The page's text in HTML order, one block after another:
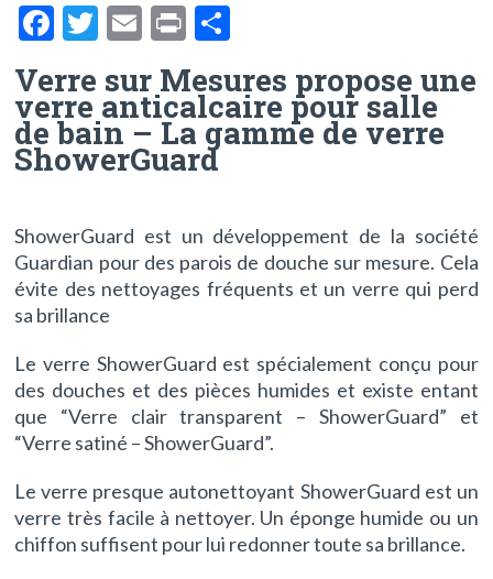
F
e
b
o
k
T
itt
er
E
m
ai
l
Pr
in
t
ta
g
Verre sur Mesures propose une
verre anticalcaire pour salle
de bain – La gamme de verre
ShowerGuard
ShowerGuard est un développement de la société
Guardian pour des parois de douche sur mesure. Cela
évite des nettoyages fréquents et un verre qui perd
sa brillance
Le verre ShowerGuard est spécialement conçu pour
des douches et des pièces humides et existe entant
que “Verre clair transparent – ShowerGuard” et
“Verre satiné – ShowerGuard”.
Le verre presque autonettoyant ShowerGuard est un
verre très facile à nettoyer. Un éponge humide ou un
chiffon suffisent pour lui redonner toute sa brillance.